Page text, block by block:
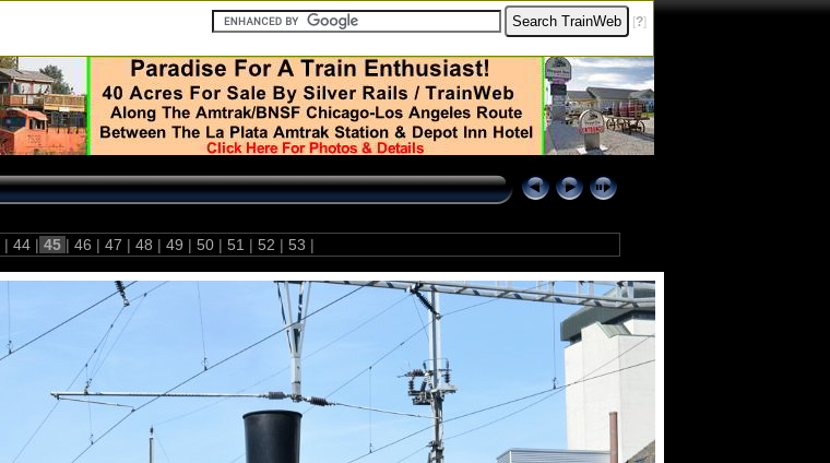
[?]
| 44 | 45 | 46 | 47 | 48 | 49 | 50 | 51 | 52 | 53 |